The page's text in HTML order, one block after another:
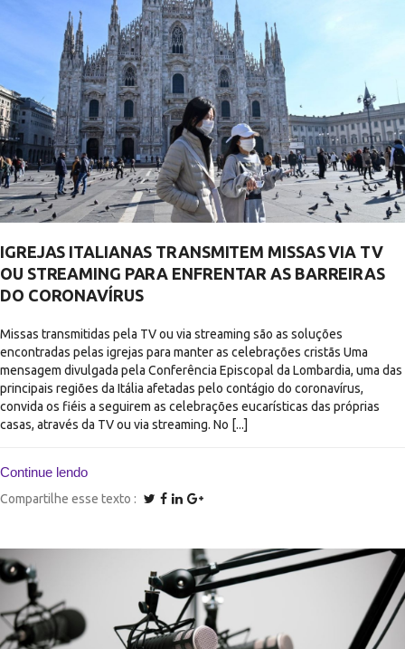
IGREJAS ITALIANAS TRANSMITEM MISSAS VIA TV
OU STREAMING PARA ENFRENTAR AS BARREIRAS
DO CORONAVÍRUS
Missas transmitidas pela TV ou via streaming são as soluções
encontradas pelas igrejas para manter as celebrações cristãs Uma
mensagem divulgada pela Conferência Episcopal da Lombardia, uma das
principais regiões da Itália afetadas pelo contágio do coronavírus,
convida os fiéis a seguirem as celebrações eucarísticas das próprias
casas, através da TV ou via streaming. No [...]
Continue lendo
Compartilhe esse texto